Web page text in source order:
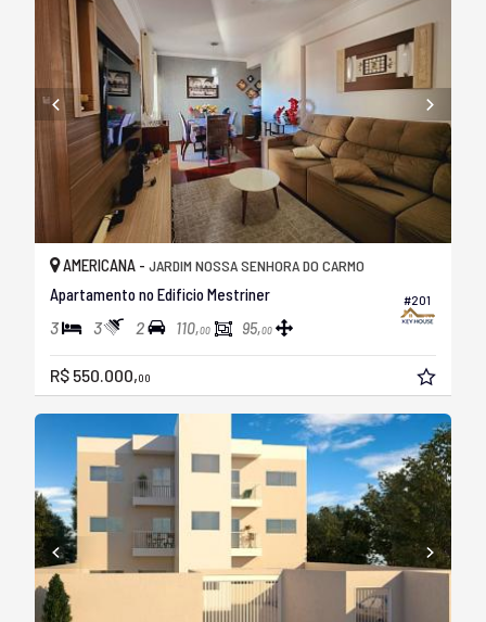
#201
AMERICANA - JARDIM NOSSA SENHORA DO CARMO
Apartamento no Edificio Mestriner
3 3 2 110,00 95,00
R$ 550.000,00